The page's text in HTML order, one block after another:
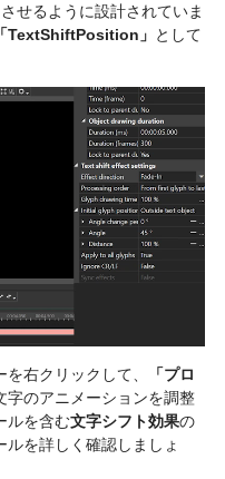
せるように設計されていま
「TextShiftPosition」 として
右クリックして、
「プロ
字のアニメーションを調整
ルを含む文字シフト効果の
を詳しく確認しましょ